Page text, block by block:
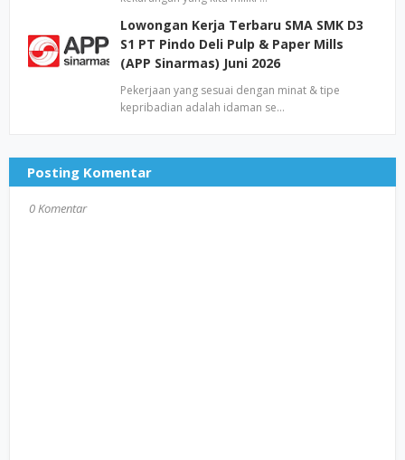
Lowongan Kerja Terbaru SMA SMK D3
S1 PT Pindo Deli Pulp & Paper Mills
(APP Sinarmas) Juni 2026
Pekerjaan yang sesuai dengan minat & tipe
kepribadian adalah idaman se…
Posting Komentar
0 Komentar